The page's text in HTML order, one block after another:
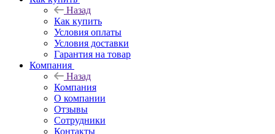
Назад
Как купить
Условия оплаты
Условия доставки
Гарантия на товар
Компания
Назад
Компания
О компании
Отзывы
Сотрудники
Контакты